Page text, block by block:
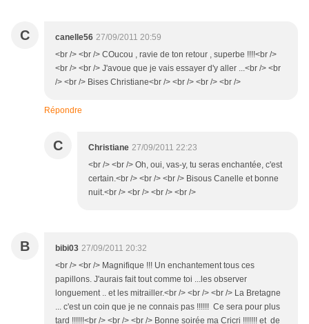
C canelle56 27/09/2011 20:59
<br /> <br /> COucou , ravie de ton retour , superbe !!!!<br />
<br /> <br /> J'avoue que je vais essayer d'y aller ...<br /> <br
/> <br /> Bises Christiane<br /> <br /> <br /> <br />
Répondre
C Christiane 27/09/2011 22:23
<br /> <br /> Oh, oui, vas-y, tu seras enchantée, c'est
certain.<br /> <br /> <br /> Bisous Canelle et bonne
nuit.<br /> <br /> <br /> <br />
B bibi03 27/09/2011 20:32
<br /> <br /> Magnifique !!! Un enchantement tous ces
papillons. J'aurais fait tout comme toi ...les observer
longuement .. et les mitrailler.<br /> <br /> <br /> La Bretagne
... c'est un coin que je ne connais pas !!!!!! Ce sera pour plus
tard !!!!!!<br /> <br /> <br /> Bonne soirée ma Cricri !!!!!!! et de